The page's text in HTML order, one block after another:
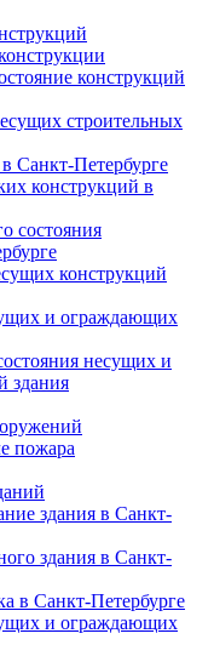
конструкций
строительных
Санкт-Петербурге
конструкций в
состояния
конструкций
и ограждающих
несущих и
здания
пожара
здания в Санкт-
здания в Санкт-
в Санкт-Петербурге
и ограждающих